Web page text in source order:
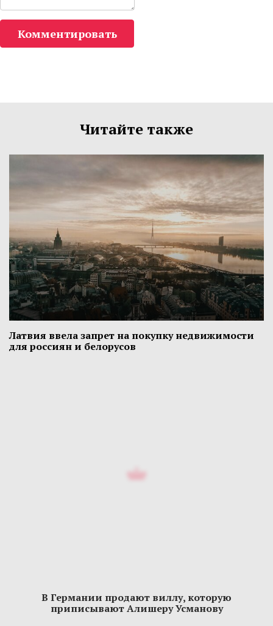
Комментировать
Читайте также
Латвия ввела запрет на покупку недвижимости
для россиян и белорусов
В Германии продают виллу, которую
приписывают Алишеру Усманову